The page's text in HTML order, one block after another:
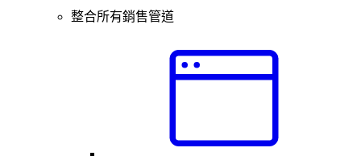
整合所有銷售管道